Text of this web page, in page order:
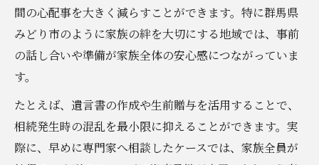
間の心配事を大きく減らすことができます。特に群馬県
みどり市のように家族の絆を大切にする地域では、事前
の話し合いや準備が家族全体の安心感につながっていま
す。
たとえば、遺言書の作成や生前贈与を活用することで、
相続発生時の混乱を最小限に抑えることができます。実
際に、早めに専門家へ相談したケースでは、家族全員が